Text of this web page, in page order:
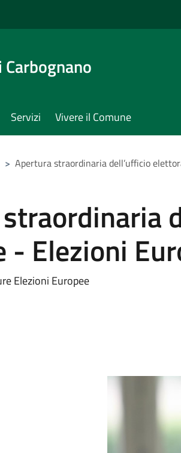
Carbognano
Servizi Vivere il Comune
> Apertura straordinaria dell’ufficio
- Elezioni
Elezioni Europee